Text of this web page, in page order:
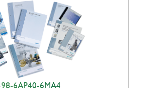
6AP40-6MA4